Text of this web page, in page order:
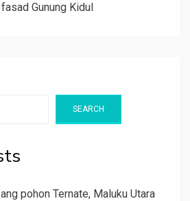
Gunung Kidul
SEARCH
pohon Ternate, Maluku Utara